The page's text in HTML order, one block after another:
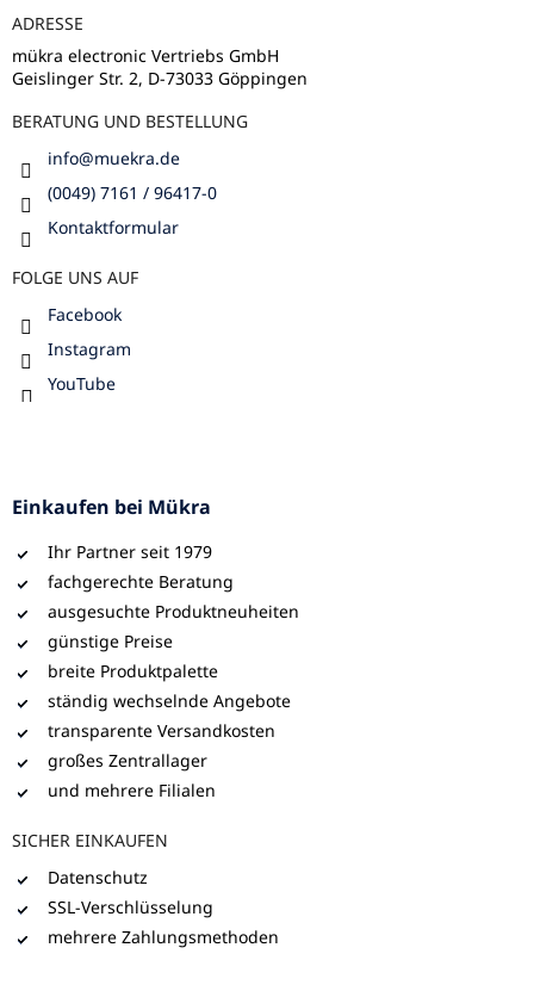
i
s
t
ADRESSE
mükra electronic Vertriebs GmbH
Geislinger Str. 2, D-73033 Göppingen
BERATUNG UND BESTELLUNG
info@muekra.de
(0049) 7161 / 96417-0
Kontaktformular
FOLGE UNS AUF
Facebook
Instagram
YouTube
Einkaufen bei Mükra
Ihr Partner seit 1979
fachgerechte Beratung
ausgesuchte Produktneuheiten
günstige Preise
breite Produktpalette
ständig wechselnde Angebote
transparente Versandkosten
großes Zentrallager
und mehrere Filialen
SICHER EINKAUFEN
Datenschutz
SSL-Verschlüsselung
mehrere Zahlungsmethoden